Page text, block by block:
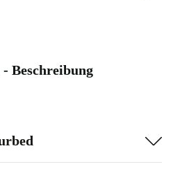
Beschreibung